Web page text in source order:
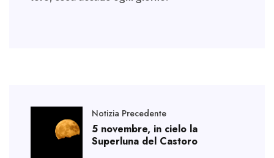
Notizia Precedente
5 novembre, in cielo la
Superluna del Castoro